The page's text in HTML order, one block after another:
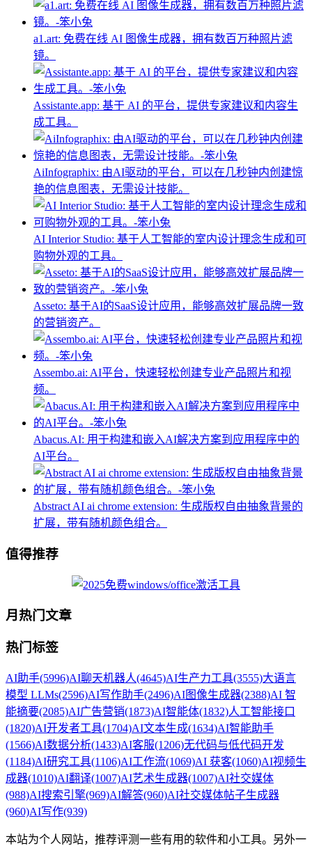
a1.art: 免费在线 AI 图像生成器，拥有数百万种照片滤
镜。
Assistante.app: 基于 AI 的平台，提供专家建议和内容生
成工具。
AiInfographix: 由AI驱动的平台，可以在几秒钟内创建惊
艳的信息图表，无需设计技能。
AI Interior Studio: 基于人工智能的室内设计理念生成和可
购物外观的工具。
Asseto: 基于AI的SaaS设计应用，能够高效扩展品牌一致
的营销资产。
Assembo.ai: AI平台，快速轻松创建专业产品照片和视
频。
Abacus.AI: 用于构建和嵌入AI解决方案到应用程序中的
AI平台。
Abstract AI ai chrome extension: 生成版权自由抽象背景的
扩展，带有随机颜色组合。
值得推荐
月热门文章
热门标签
AI助手(5996)AI聊天机器人(4645)AI生产力工具(3555)大语言
模型 LLMs(2596)AI写作助手(2496)AI图像生成器(2388)AI 智
能摘要(2085)AI广告营销(1873)AI智能体(1832)人工智能接口
(1820)AI开发者工具(1704)AI文本生成(1634)AI智能助手
(1566)AI数据分析(1433)AI客服(1206)无代码与低代码开发
(1184)AI研究工具(1106)AI工作流(1069)AI 获客(1060)AI视频生
成器(1010)AI翻译(1007)AI艺术生成器(1007)AI社交媒体
(988)AI搜索引擎(969)AI解答(960)AI社交媒体帖子生成器
(960)AI写作(939)
本站为个人网站，推荐评测一些有用的软件和小工具。另外一